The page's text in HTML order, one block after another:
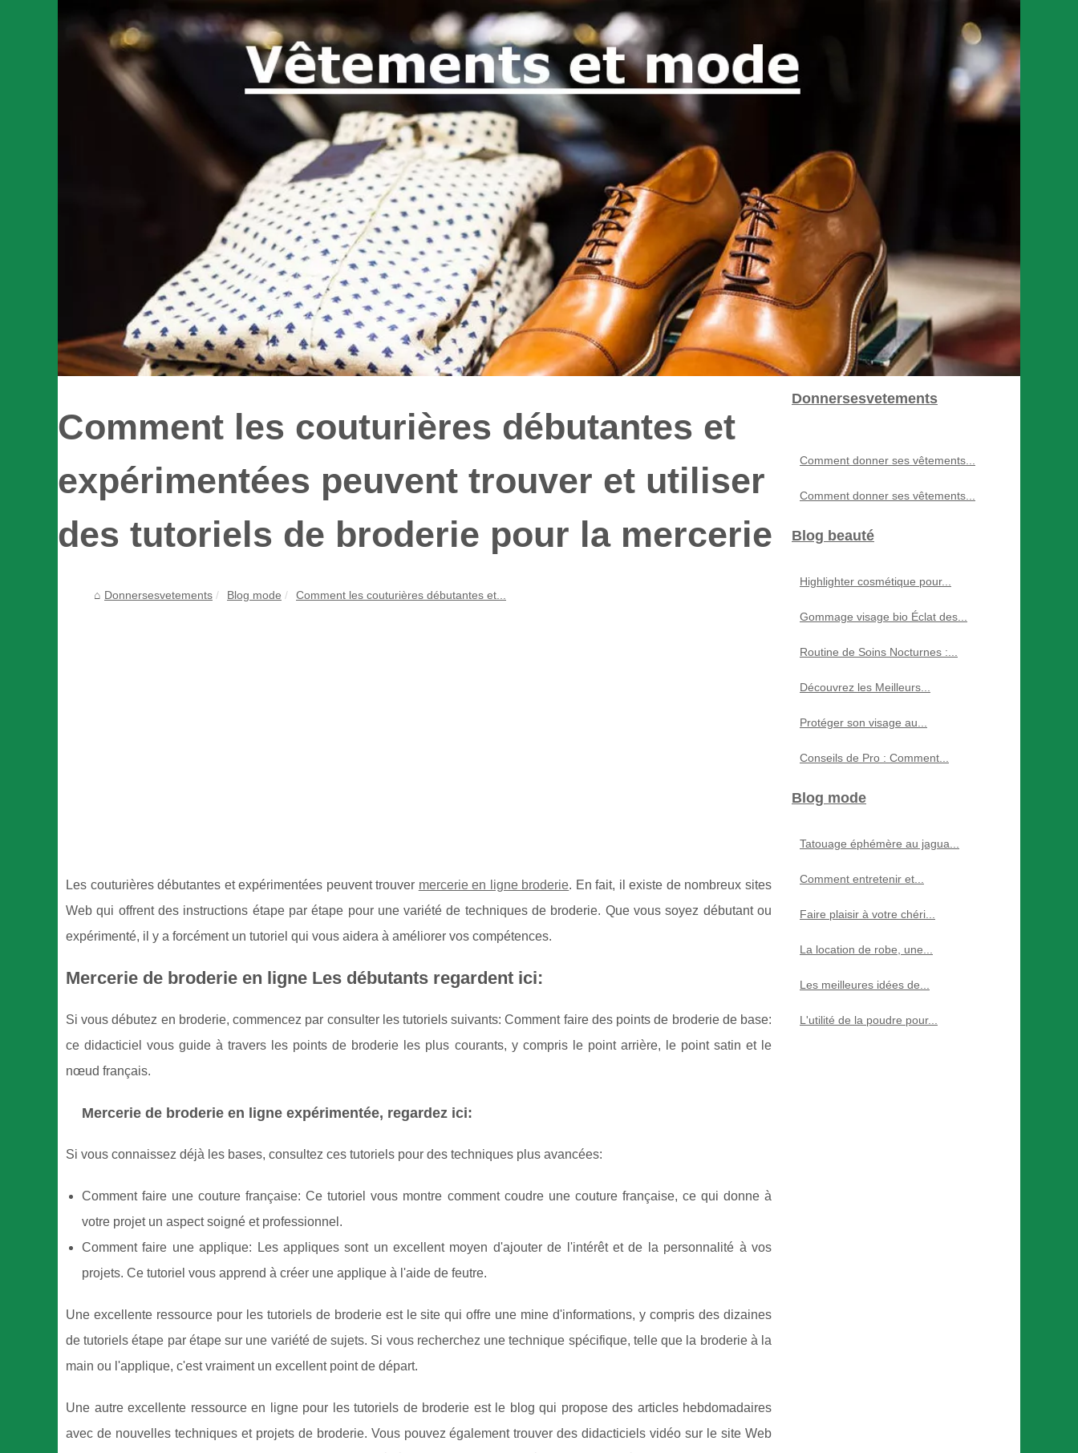
Comment les couturières débutantes et
expérimentées peuvent trouver et utiliser
des tutoriels de broderie pour la mercerie
Donnersesvetements Blog mode Comment les couturières débutantes et...
Les couturières débutantes et expérimentées peuvent trouver mercerie en ligne broderie. En fait, il existe de nombreux sites
Web qui offrent des instructions étape par étape pour une variété de techniques de broderie. Que vous soyez débutant ou
expérimenté, il y a forcément un tutoriel qui vous aidera à améliorer vos compétences.
Mercerie de broderie en ligne Les débutants regardent ici:
Si vous débutez en broderie, commencez par consulter les tutoriels suivants: Comment faire des points de broderie de base:
ce didacticiel vous guide à travers les points de broderie les plus courants, y compris le point arrière, le point satin et le
nœud français.
Mercerie de broderie en ligne expérimentée, regardez ici:
Si vous connaissez déjà les bases, consultez ces tutoriels pour des techniques plus avancées:
Comment faire une couture française: Ce tutoriel vous montre comment coudre une couture française, ce qui donne à
votre projet un aspect soigné et professionnel.
Comment faire une applique: Les appliques sont un excellent moyen d'ajouter de l'intérêt et de la personnalité à vos
projets. Ce tutoriel vous apprend à créer une applique à l'aide de feutre.
Une excellente ressource pour les tutoriels de broderie est le site qui offre une mine d'informations, y compris des dizaines
de tutoriels étape par étape sur une variété de sujets. Si vous recherchez une technique spécifique, telle que la broderie à la
main ou l'applique, c'est vraiment un excellent point de départ.
Une autre excellente ressource en ligne pour les tutoriels de broderie est le blog qui propose des articles hebdomadaires
avec de nouvelles techniques et projets de broderie. Vous pouvez également trouver des didacticiels vidéo sur le site Web
Donnersesvetements
Comment donner ses vêtements...
Comment donner ses vêtements...
Blog beauté
Highlighter cosmétique pour...
Gommage visage bio Éclat des...
Routine de Soins Nocturnes :...
Découvrez les Meilleurs...
Protéger son visage au...
Conseils de Pro : Comment...
Blog mode
Tatouage éphémère au jagua...
Comment entretenir et...
Faire plaisir à votre chéri...
La location de robe, une...
Les meilleures idées de...
L'utilité de la poudre pour...